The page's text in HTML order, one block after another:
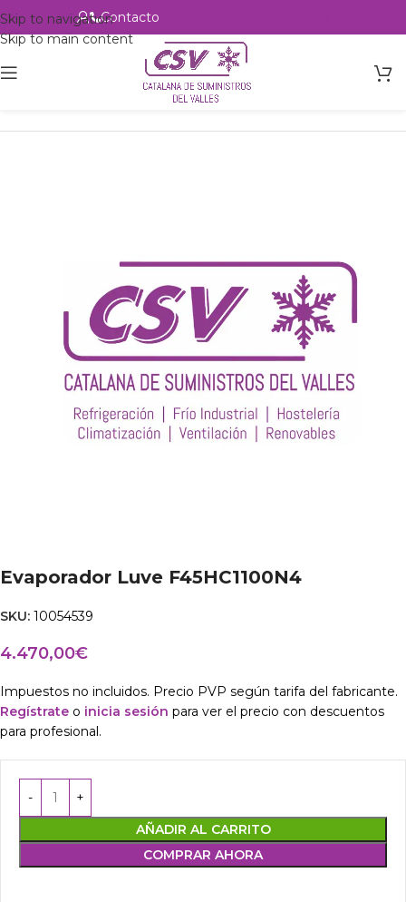
Skip to navigation
Skip to main content
Contacto
Intercambio
Evaporador Luve F45HC1100N4
SKU: 10054539
4.470,00€
Impuestos no incluidos. Precio PVP según tarifa del fabricante.
Regístrate o inicia sesión para ver el precio con descuentos
para profesional.
AÑADIR AL CARRITO
COMPRAR AHORA